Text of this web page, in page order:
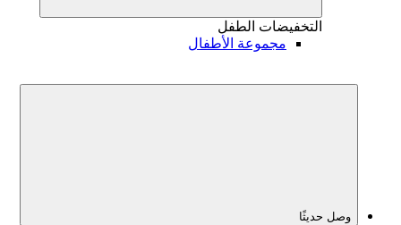
التخفيضات الطفل
مجموعة الأطفال
وصل حديثًا